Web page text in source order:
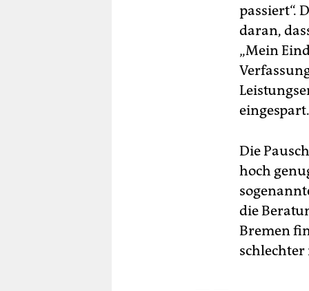
passiert“.
daran,
„Mein
Die
hoch
die
Bremen
schlechter